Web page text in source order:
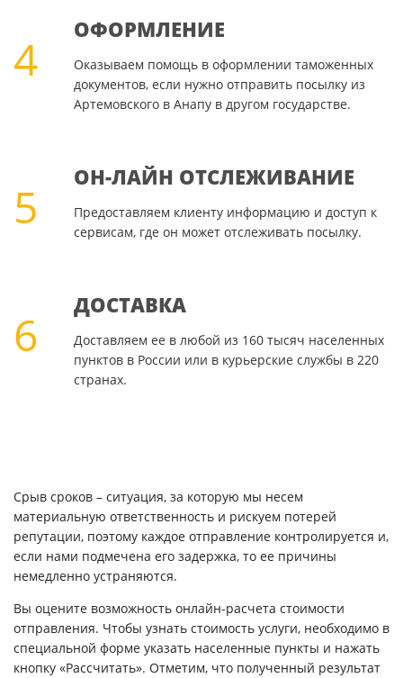
4
ОФОРМЛЕНИЕ
Оказываем помощь в оформлении таможенных
документов, если нужно отправить посылку из
Артемовского в Анапу в другом государстве.
5
ОН-ЛАЙН ОТСЛЕЖИВАНИЕ
Предоставляем клиенту информацию и доступ к
сервисам, где он может отслеживать посылку.
6
ДОСТАВКА
Доставляем ее в любой из 160 тысяч населенных
пунктов в России или в курьерские службы в 220
странах.
Срыв сроков – ситуация, за которую мы несем
материальную ответственность и рискуем потерей
репутации, поэтому каждое отправление контролируется и,
если нами подмечена его задержка, то ее причины
немедленно устраняются.
Вы оцените возможность онлайн-расчета стоимости
отправления. Чтобы узнать стоимость услуги, необходимо в
специальной форме указать населенные пункты и нажать
кнопку «Рассчитать». Отметим, что полученный результат